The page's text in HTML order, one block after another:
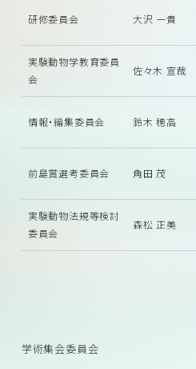
研修委員会 大沢 一貴
実験動物学教育委員
会
佐々木 宣哉
情報・編集委員会 鈴木 穂高
前島賞選考委員会 角田 茂
実験動物法規等検討
委員会
森松 正美
学術集会委員会